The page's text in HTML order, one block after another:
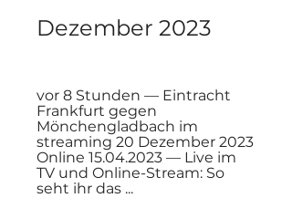
Dezember 2023
vor 8 Stunden — Eintracht
Frankfurt gegen
Mönchengladbach im
streaming 20 Dezember 2023
Online 15.04.2023 — Live im
TV und Online-Stream: So
seht ihr das ...